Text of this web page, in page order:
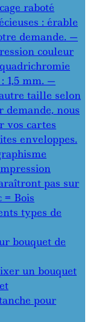
raboté
: érable
demande. —
couleur
1,5 mm. —
taille selon
demande, nous
vos cartes
enveloppes.
pas sur
= Bois
types de
bouquet de
un bouquet
pour